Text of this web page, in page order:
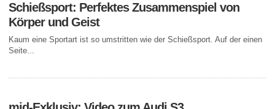
Schießsport: Perfektes Zusammenspiel von
Körper und Geist
Kaum eine Sportart ist so umstritten wie der Schießsport. Auf der einen
Seite...